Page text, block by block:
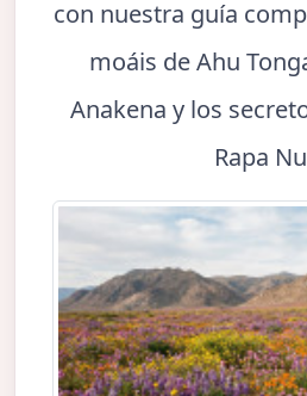
con nuestra guía
moáis de Ahu
Anakena y los
Rapa